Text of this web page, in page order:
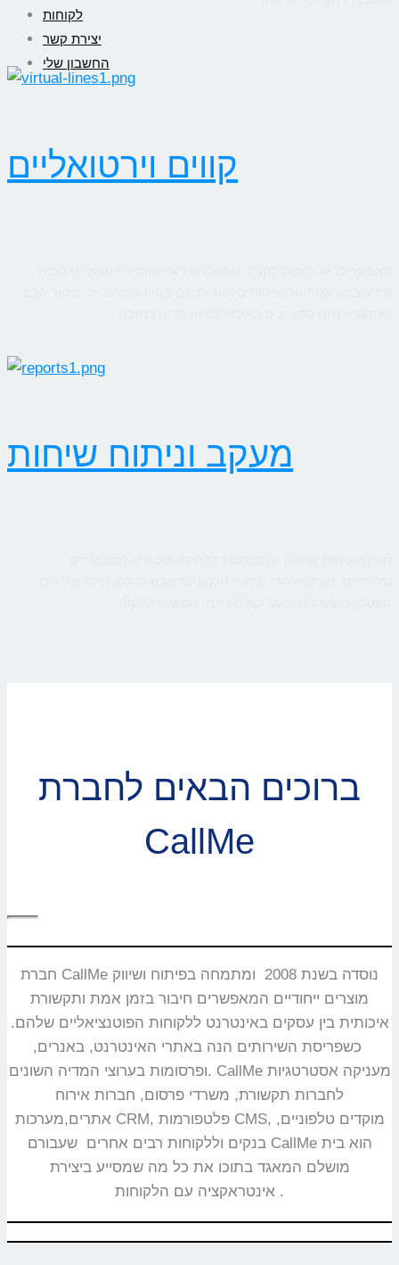
לקוחות
יצירת קשר
החשבון שלי
קווים וירטואליים
מעקב וניתוח שיחות
ברוכים הבאים לחברת
CallMe
חברת CallMe נוסדה בשנת 2008 ומתמחה בפיתוח ושיווק
מוצרים ייחודיים המאפשרים חיבור בזמן אמת ותקשורת
איכותית בין עסקים באינטרנט ללקוחות הפוטנציאליים שלהם.
כשפריסת השירותים הנה באתרי האינטרנט, באנרים,
ופרסומות בערוצי המדיה השונים. CallMe מעניקה אסטרטגיות
לחברות תקשורת, משרדי פרסום, חברות אירוח
אתרים,מערכות CRM, פלטפורמות CMS, מוקדים טלפוניים,
בנקים וללקוחות רבים אחרים שעבורם CallMe הוא בית
מושלם המאגד בתוכו את כל מה שמסייע ביצירת
אינטראקציה עם הלקוחות.